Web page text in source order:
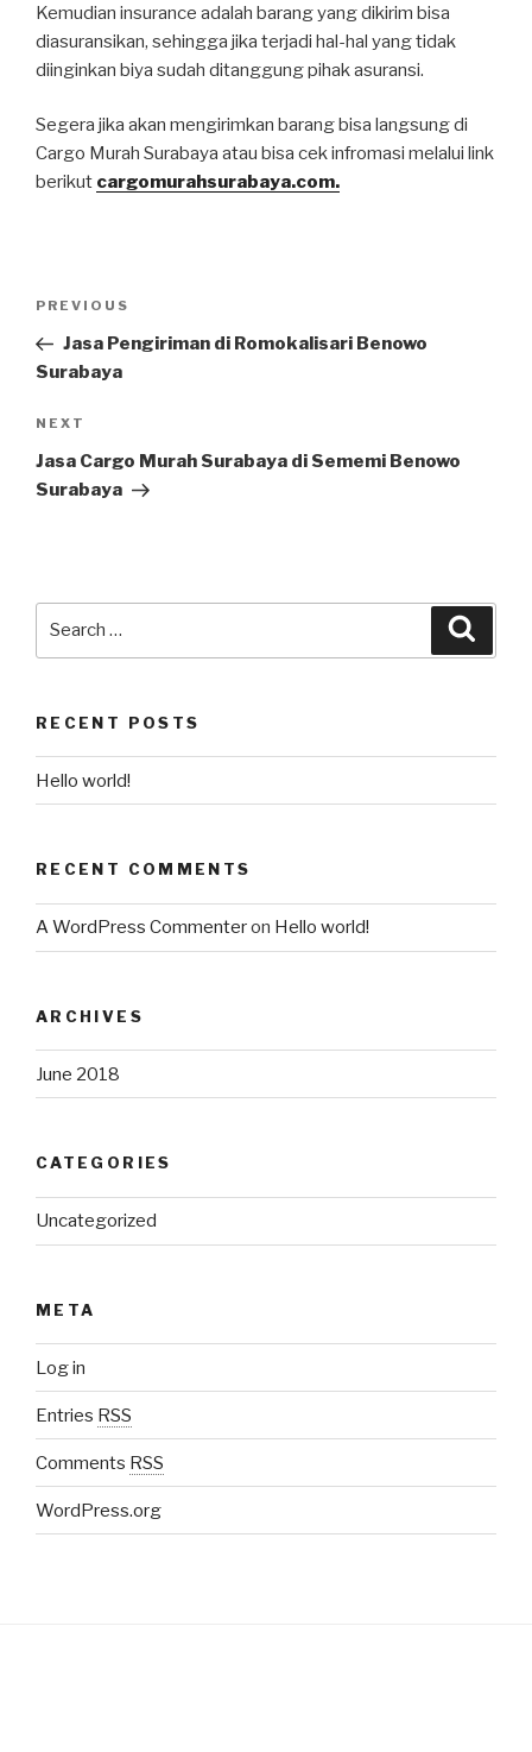
Kemudian insurance adalah barang yang dikirim bisa
diasuransikan, sehingga jika terjadi hal-hal yang tidak
diinginkan biya sudah ditanggung pihak asuransi.
Segera jika akan mengirimkan barang bisa langsung di
Cargo Murah Surabaya atau bisa cek infromasi melalui link
berikut cargomurahsurabaya.com.
PREVIOUS
Jasa Pengiriman di Romokalisari Benowo
Surabaya
NEXT
Jasa Cargo Murah Surabaya di Sememi Benowo
Surabaya
RECENT POSTS
Hello world!
RECENT COMMENTS
A WordPress Commenteron Hello world!
ARCHIVES
June 2018
CATEGORIES
Uncategorized
META
Log in
Entries RSS
Comments RSS
WordPress.org